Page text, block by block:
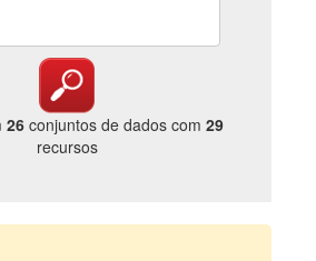
26conjuntos de dados com 29
recursos